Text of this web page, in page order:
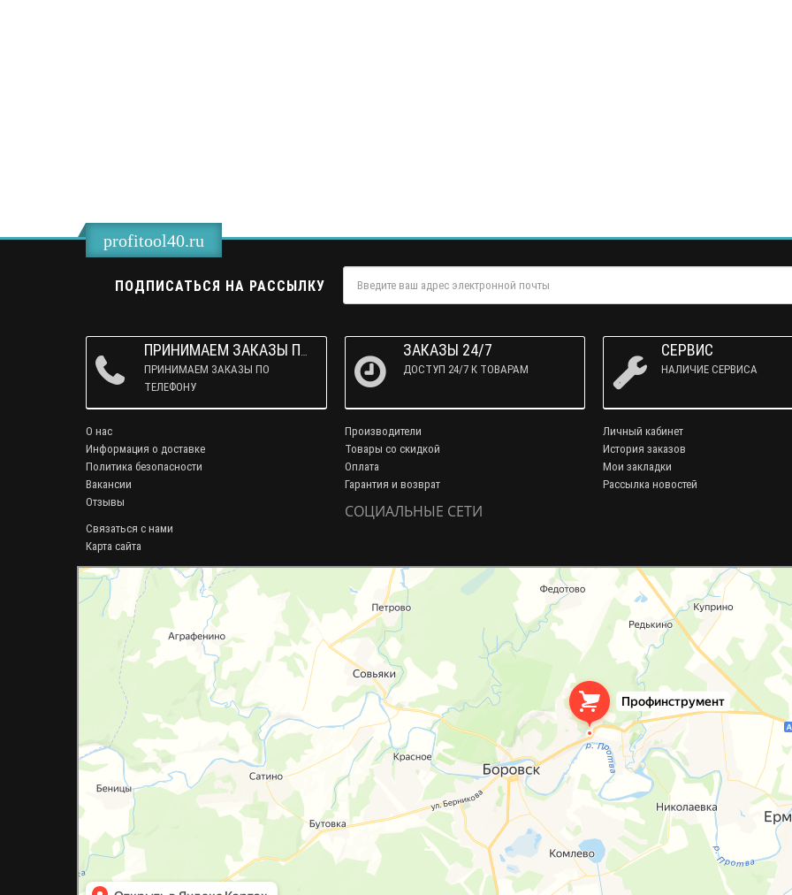
profitool40.ru
ПОДПИСАТЬСЯ НА РАССЫЛКУ
ПРИНИМАЕМ ЗАКАЗЫ ПО
ТЕЛЕФОНУ
ЗАКАЗЫ 24/7
ДОСТУП 24/7 К ТОВАРАМ
СЕРВИС
НАЛИЧИЕ СЕРВИСА
О нас
Информация о доставке
Политика безопасности
Вакансии
Отзывы
Связаться с нами
Карта сайта
Производители
Товары со скидкой
Оплата
Гарантия и возврат
СОЦИАЛЬНЫЕ СЕТИ
Личный кабинет
История заказов
Мои закладки
Рассылка новостей